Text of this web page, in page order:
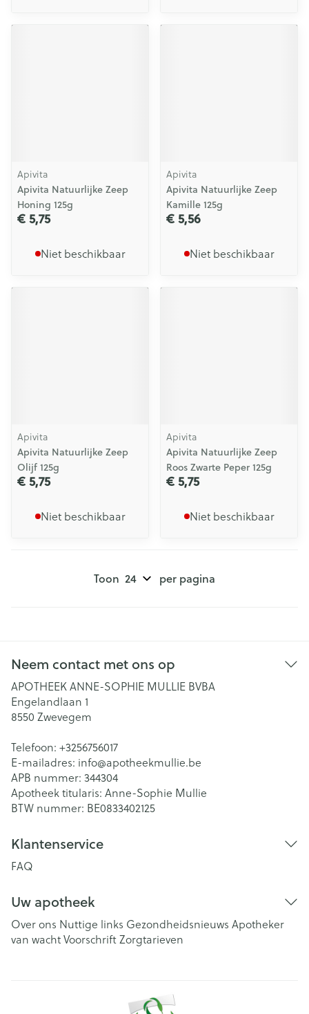
Apivita
Apivita Natuurlijke Zeep
Honing 125g
€ 5,75
Niet beschikbaar
Apivita
Apivita Natuurlijke Zeep
Kamille 125g
€ 5,56
Niet beschikbaar
Apivita
Apivita Natuurlijke Zeep
Olijf 125g
€ 5,75
Niet beschikbaar
Apivita
Apivita Natuurlijke Zeep
Roos Zwarte Peper 125g
€ 5,75
Niet beschikbaar
Toon per pagina
Neem contact met ons op
APOTHEEK ANNE-SOPHIE MULLIE BVBA
Engelandlaan 1
8550 Zwevegem
Telefoon: +3256756017
E-mailadres: info@apotheekmullie.be
APB nummer: 344304
Apotheek titularis: Anne-Sophie Mullie
BTW nummer: BE0833402125
Klantenservice
FAQ
Uw apotheek
Over ons Nuttige links Gezondheidsnieuws Apotheker
van wachtVoorschriftZorgtarieven